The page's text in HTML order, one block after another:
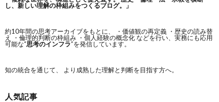
し、新しい理解の枠組みをつくるブログ。」
約10年間の思考アーカイブをもとに、 ・価値観の再定義 ・歴史の読み替
え ・倫理的判断の枠組み ・個人経験の概念化 などを行い、実務にも応用
可能な“思考のインフラ”を発信しています。
知の統合を通じて、 より成熟した理解と判断を目指す方へ。
人気記事